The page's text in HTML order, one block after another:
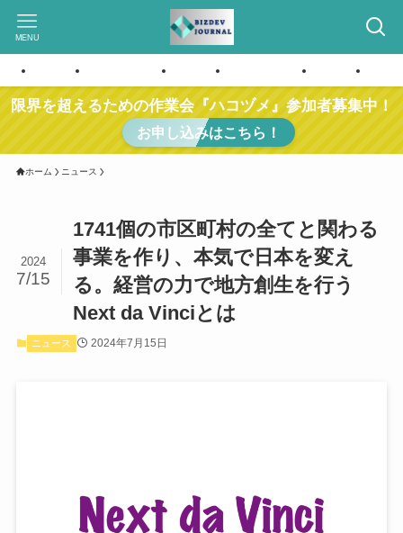
MENU
ホーム お問い合わせ ホーム お問い合わせ ホーム
限界を超えるための作業会『ハコヅメ』参加者募集中！
お申し込みはこちら！
ホーム ニュース
1741個の市区町村の全てと関わる
事業を作り、本気で日本を変え
る。経営の力で地方創生を行う
Next da Vinciとは
2024
7/15
ニュース 2024年7月15日